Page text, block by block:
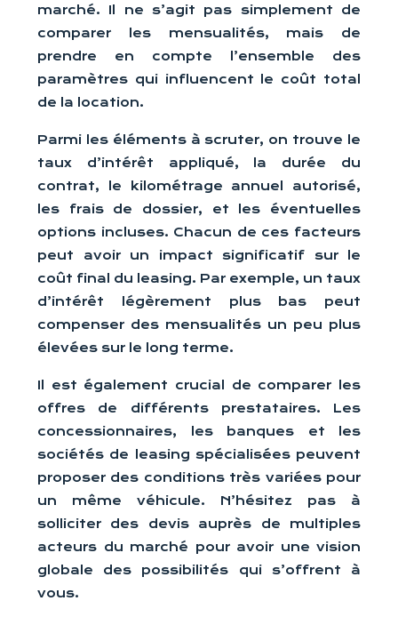
marché. Il ne s’agit pas simplement de
comparer les mensualités, mais de
prendre en compte l’ensemble des
paramètres qui influencent le coût total
de la location.
Parmi les éléments à scruter, on trouve le
taux d’intérêt appliqué, la durée du
contrat, le kilométrage annuel autorisé,
les frais de dossier, et les éventuelles
options incluses. Chacun de ces facteurs
peut avoir un impact significatif sur le
coût final du leasing. Par exemple, un taux
d’intérêt légèrement plus bas peut
compenser des mensualités un peu plus
élevées sur le long terme.
Il est également crucial de comparer les
offres de différents prestataires. Les
concessionnaires, les banques et les
sociétés de leasing spécialisées peuvent
proposer des conditions très variées pour
un même véhicule. N’hésitez pas à
solliciter des devis auprès de multiples
acteurs du marché pour avoir une vision
globale des possibilités qui s’offrent à
vous.